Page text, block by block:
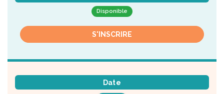
Disponible
S'INSCRIRE
Date